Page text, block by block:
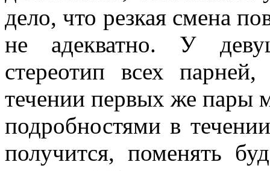
дело, что резкая смена
не адекватно. У
стереотип всех
течении первых же пары
подробностями в
получится, поменять